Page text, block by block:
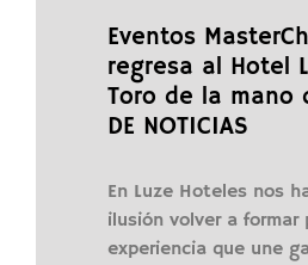
Eventos
regresa al Hotel
Toro de la mano
DE NOTICIAS
En Luze Hoteles nos
ilusión volver a formar
experiencia que une